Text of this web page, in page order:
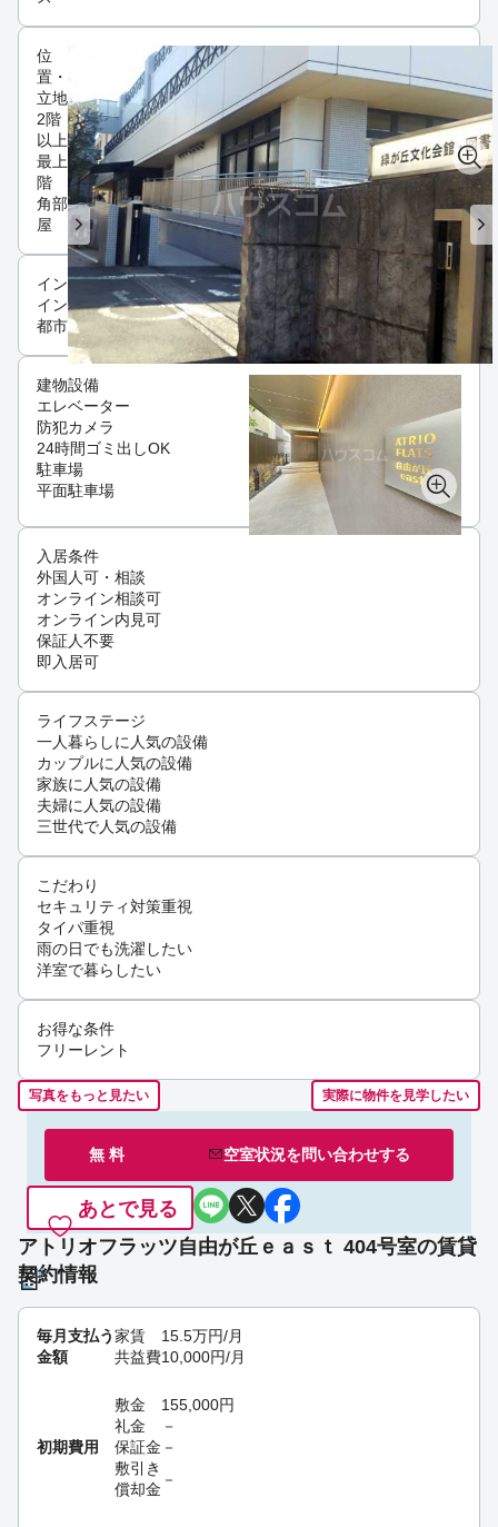
位
置・
立地
2階
以上
最上
階
角部
屋
インフラ
インターネット可
都市ガス
建物設備
エレベーター
防犯カメラ
24時間ゴミ出しOK
駐車場
平面駐車場
入居条件
外国人可・相談
オンライン相談可
オンライン内見可
保証人不要
即入居可
ライフステージ
一人暮らしに人気の設備
カップルに人気の設備
家族に人気の設備
夫婦に人気の設備
三世代で人気の設備
こだわり
セキュリティ対策重視
タイパ重視
雨の日でも洗濯したい
洋室で暮らしたい
お得な条件
フリーレント
写真をもっと見たい 実際に物件を見学したい
無 料 空室状況を問い合わせする
あとで見る
アトリオフラッツ自由が丘ｅａｓｔ 404号室の賃貸
契約情報
毎月支払う
金額
家賃 15.5万円/月
共益費10,000円/月
初期費用
敷金 155,000円
礼金
－
保証金 －
敷引き
償却金
－